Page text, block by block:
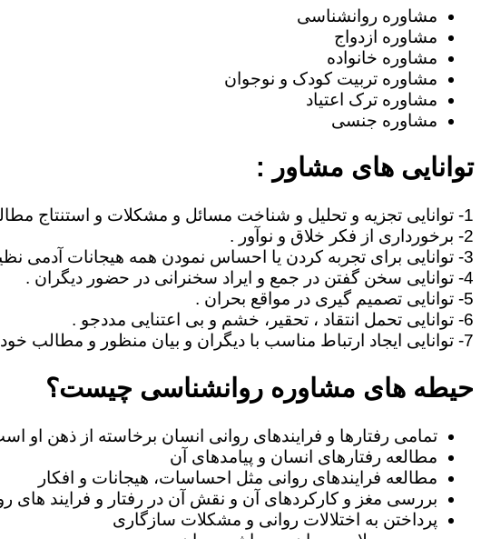
مشاوره روانشناسی
مشاوره ازدواج
مشاوره خانواده
مشاوره تربیت کودک و نوجوان
مشاوره ترک اعتیاد
مشاوره جنسی
توانایی های مشاور :
1- توانایی تجزیه و تحلیل و شناخت مسائل و مشکلات و استنتاج مطالب .
2- برخورداری از فکر خلاق و نوآور .
3- توانایی برای تجربه کردن یا احساس نمودن همه هیجانات آدمی نظیر غم، امید ، احساس خوشبختی ، صمیمیت .
4- توانایی سخن گفتن در جمع و ایراد سخنرانی در حضور دیگران .
5- توانایی تصمیم گیری در مواقع بحران .
6- توانایی تحمل انتقاد ، تحقیر، خشم و بی اعتنایی مددجو .
7- توانایی ایجاد ارتباط مناسب با دیگران و بیان منظور و مطالب خود به طریف مقابل.
حیطه های مشاوره روانشناسی چیست؟
تمامی رفتارها و فرایندهای روانی انسان برخاسته از ذهن او
مطالعه رفتارهای انسان و پیامدهای آن
مطالعه فرایندهای روانی مثل احساسات، هیجانات و افکار
بررسی مغز و کارکردهای آن و نقش آن در رفتار و فرایند های
پرداختن به اختلالات روانی و مشکلات سازگاری